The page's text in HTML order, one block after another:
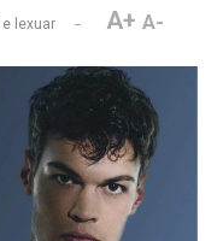
e lexuar A+ A-